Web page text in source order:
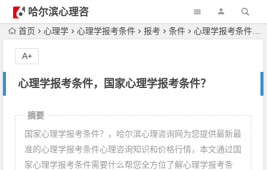
哈尔滨心理咨
询首页 心理学 心理学报考条件 报考 条件 心理学报考条件，国家心理学报考条件？
心理学报考条件，国家心理学报考条件？
A+
摘要
国家心理学报考条件？，哈尔滨心理咨询网为您提供最新最
准的心理学报考条件心理咨询知识和价格行情，本文通过国
家心理学报考条件需要什么帮您全方位了解心理学报考条